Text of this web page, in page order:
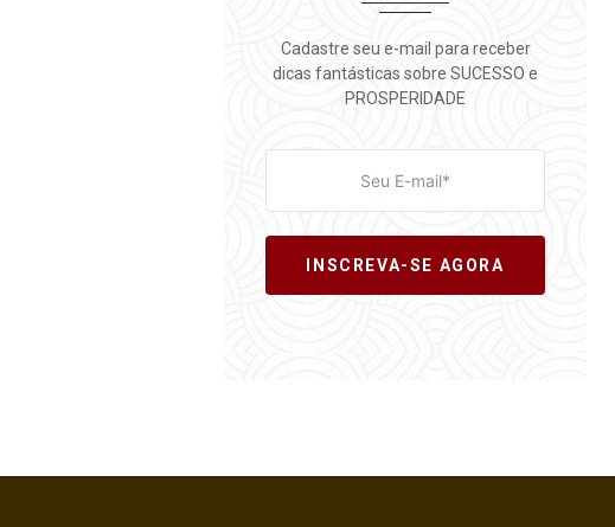
Cadastre seu e-mail para receber
dicas fantásticas sobre SUCESSO e
PROSPERIDADE
INSCREVA-SE AGORA